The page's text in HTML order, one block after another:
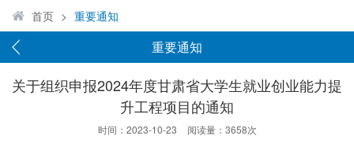
首页 > 重要通知
重要通知
关于组织申报2024年度甘肃省大学生就业创业能力提
升工程项目的通知
时间： 2023-10-23 阅读量： 3658次